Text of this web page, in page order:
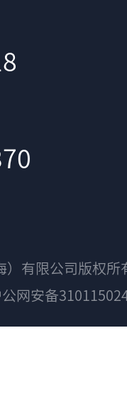
）有限公司版权
公网安备